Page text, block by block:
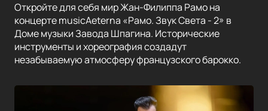
Откройте для себя мир Жан-Филиппа Рамо на
концерте musicAeterna «Рамо. Звук Света - 2» в
Доме музыки Завода Шпагина. Исторические
инструменты и хореография создадут
незабываемую атмосферу французского барокко.